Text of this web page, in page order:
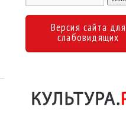
Версия сайта для
слабовидящих